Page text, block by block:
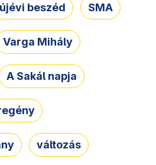
újévi beszéd SMA
Varga Mihály
A Sakál napja
változás